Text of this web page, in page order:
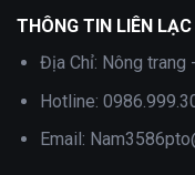
THÔNG TIN LIÊN LẠC
Địa Chỉ: Nông trang
Hotline:
Email: